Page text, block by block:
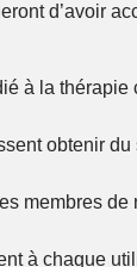
d’avoir
à la
obtenir
membres
à chaque